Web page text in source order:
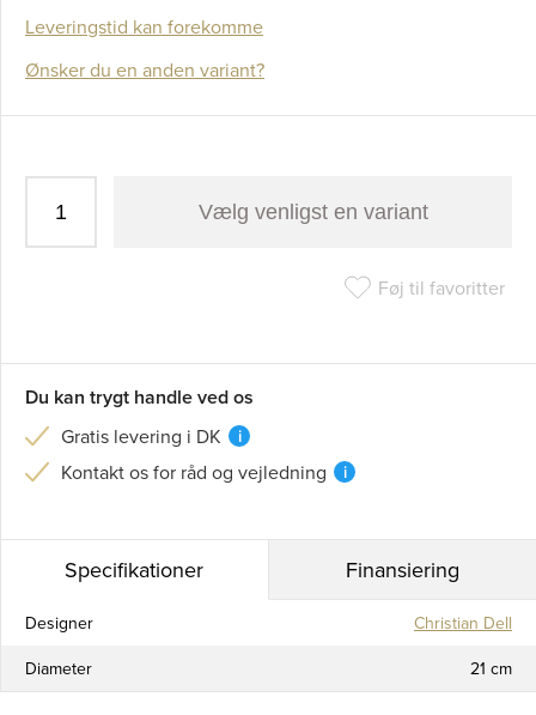
Leveringstid kan forekomme
Ønsker du en anden variant?
Vælg venligst en variant
Føj til favoritter
Du kan trygt handle ved os
Gratis levering i DK i
Kontakt os for råd og vejledning i
Specifikationer Finansiering
Designer
Christian Dell
Diameter
21 cm